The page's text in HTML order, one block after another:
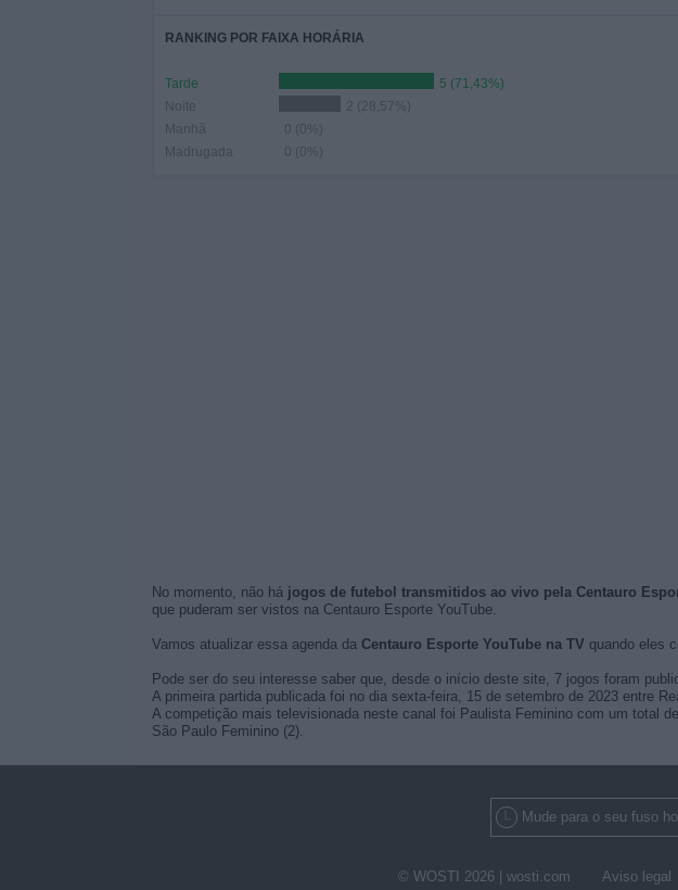
RANKING POR FAIXA HORÁRIA
Tarde
5 (71,43%)
Noite
2 (28,57%)
Manhã
0 (0%)
Madrugada
0 (0%)
No momento, não há jogos de futebol transmitidos ao vivo pela Centauro
que puderam ser vistos na Centauro Esporte YouTube.
Vamos atualizar essa agenda da Centauro Esporte YouTube na TV quando eles
Pode ser do seu interesse saber que, desde o início deste site, 7 jogos foram
A primeira partida publicada foi no dia sexta-feira, 15 de setembro de 2023 entre
A competição mais televisionada neste canal foi Paulista Feminino com um total
São Paulo Feminino (2).
Mude para o seu fuso
© WOSTI 2026 | wosti.com Aviso legal